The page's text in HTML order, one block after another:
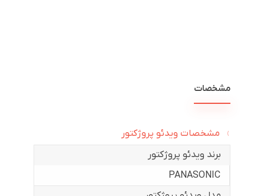
مشخصات
مشخصات ویدئو پروژکتور
برند ویدئو پروژکتور
PANASONIC